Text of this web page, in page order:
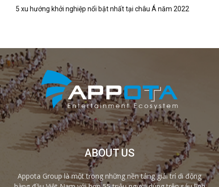
5 xu hướng khởi nghiệp nổi bật nhất tại châu Á năm 2022
ABOUT US
Appota Group là một trong những nền tảng giải trí di động